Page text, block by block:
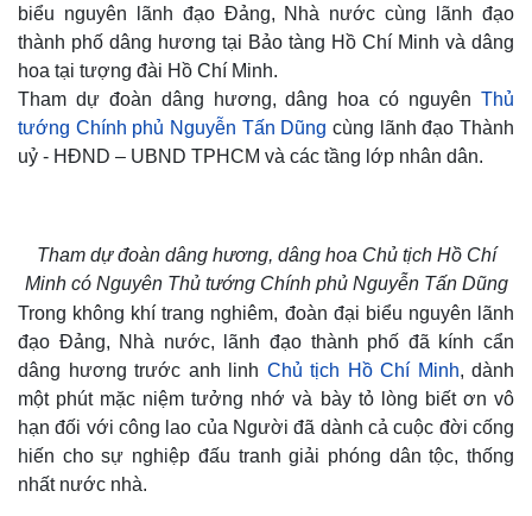
biểu nguyên lãnh đạo Đảng, Nhà nước cùng lãnh đạo
thành phố dâng hương tại Bảo tàng Hồ Chí Minh và dâng
hoa tại tượng đài Hồ Chí Minh.
Tham dự đoàn dâng hương, dâng hoa có nguyên Thủ
tướng Chính phủ Nguyễn Tấn Dũng cùng lãnh đạo Thành
uỷ - HĐND – UBND TPHCM và các tầng lớp nhân dân.
Tham dự đoàn dâng hương, dâng hoa Chủ tịch Hồ Chí
Minh có Nguyên Thủ tướng Chính phủ Nguyễn Tấn Dũng
Trong không khí trang nghiêm, đoàn đại biểu nguyên lãnh
đạo Đảng, Nhà nước, lãnh đạo thành phố đã kính cẩn
dâng hương trước anh linh Chủ tịch Hồ Chí Minh, dành
một phút mặc niệm tưởng nhớ và bày tỏ lòng biết ơn vô
hạn đối với công lao của Người đã dành cả cuộc đời cống
hiến cho sự nghiệp đấu tranh giải phóng dân tộc, thống
nhất nước nhà.